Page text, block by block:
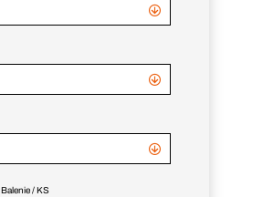
Balenie / KS